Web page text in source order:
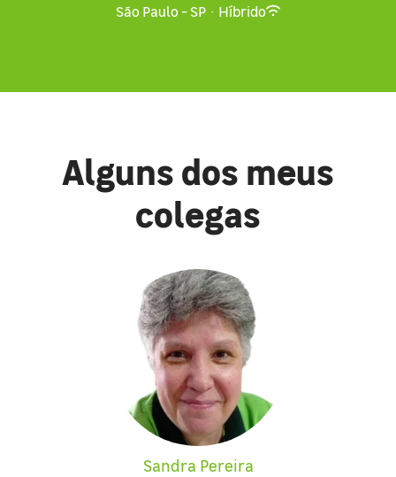
São Paulo - SP · Híbrido
Alguns dos meus
colegas
Sandra Pereira